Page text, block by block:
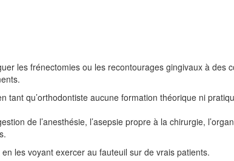
les frénectomies ou les recontourages gingivaux à des
tant qu’orthodontiste aucune formation théorique ni
de l’anesthésie, l’asepsie propre à la chirurgie,
les voyant exercer au fauteuil sur de vrais patients.